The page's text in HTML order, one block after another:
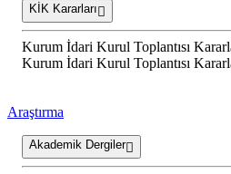
KİK Kararları
Kurum İdari Kurul Toplantısı
Kurum İdari Kurul Toplantısı
Araştırma
Akademik Dergiler